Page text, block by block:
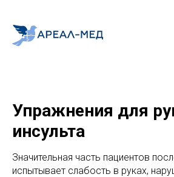
Упражнения для
инсульта
Значительная часть пациентов
испытывает слабость в руках,